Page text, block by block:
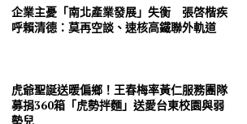
企業主憂「南北產業發展」失衡 張啓楷疾
呼賴清德：莫再空談、速核高鐵聯外軌道
虎爺聖誕送暖偏鄉！王春梅率黃仁服務團隊
募捐360箱「虎勢拌麵」送愛台東校園與弱
勢兒